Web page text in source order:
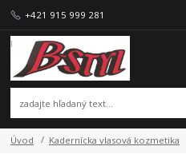
+421 915 999 281
Úvod Kadernícka vlasová kozmetika